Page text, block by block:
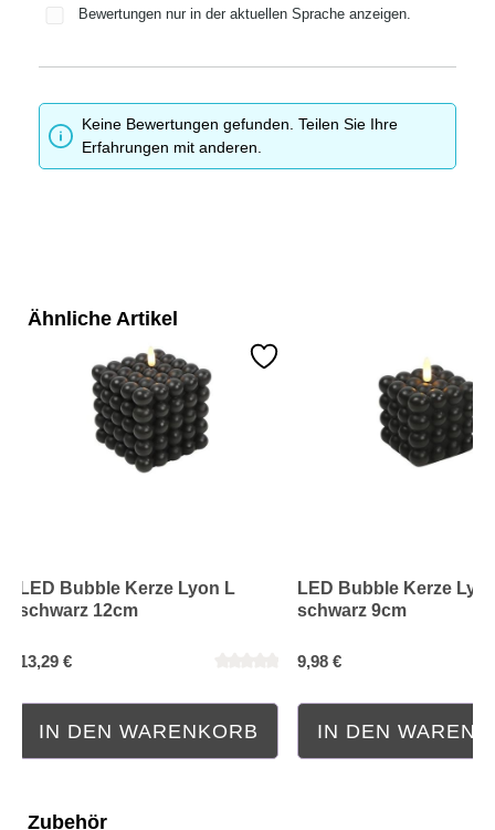
Bewertungen nur in der aktuellen Sprache anzeigen.
Keine Bewertungen gefunden. Teilen Sie Ihre
Erfahrungen mit anderen.
Ähnliche Artikel
LED Bubble Kerze Lyon L
schwarz 12cm
13,29 €
IN DEN WARENKORB
LED Bubble Kerze
schwarz 9cm
9,98 €
IN DEN
Zubehör